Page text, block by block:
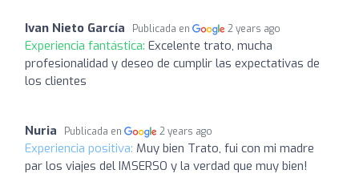
Ivan Nieto García Publicada en 2 years ago
Experiencia fantástica: Excelente trato, mucha
profesionalidad y deseo de cumplir las expectativas de
los clientes
Nuria Publicada en 2 years ago
Experiencia positiva: Muy bien Trato, fui con mi madre
par los viajes del IMSERSO y la verdad que muy bien!